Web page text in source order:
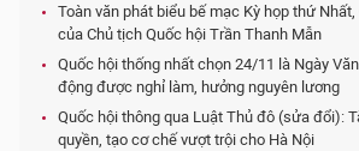
Toàn văn phát biểu bế mạc Kỳ họp thứ
của Chủ tịch Quốc hội Trần Thanh Mẫn
Quốc hội thống nhất chọn 24/11 là Ngày
động được nghỉ làm, hưởng nguyên lương
Quốc hội thông qua Luật Thủ đô (sửa đổi):
quyền, tạo cơ chế vượt trội cho Hà Nội